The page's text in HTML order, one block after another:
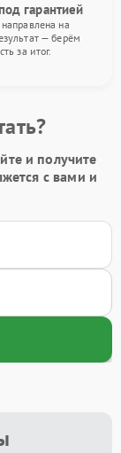
гарантией
на
— берём
за итог.
и получите
с вами и